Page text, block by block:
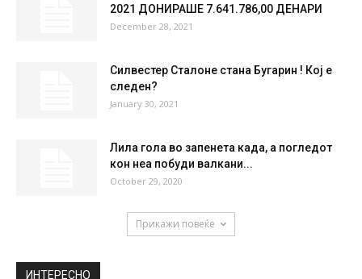
2021 ДОНИРАШЕ 7.641.786,00 ДЕНАРИ
December 28, 2021
Силвестер Сталоне стана Бугарин ! Кој е
следен?
January 30, 2021
Лила гола во запенета када, а погледот
кон неа побуди валкани...
October 29, 2020
Прикажи повеќе
ИНТЕРЕСНО